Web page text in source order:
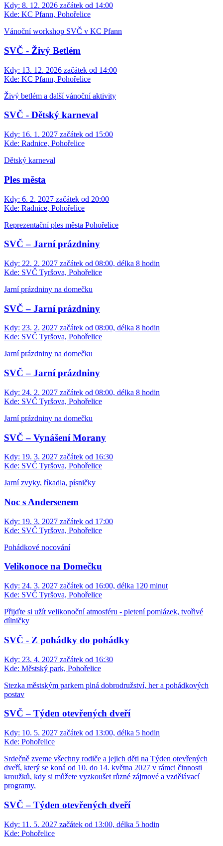
Kdy: 8. 12. 2026 začátek od 14:00
Kde: KC Pfann, Pohořelice
Vánoční workshop SVČ v KC Pfann
SVČ - Živý Betlém
Kdy: 13. 12. 2026 začátek od 14:00
Kde: KC Pfann, Pohořelice
Živý betlém a další vánoční aktivity
SVČ - Dětský karneval
Kdy: 16. 1. 2027 začátek od 15:00
Kde: Radnice, Pohořelice
Dětský karneval
Ples města
Kdy: 6. 2. 2027 začátek od 20:00
Kde: Radnice, Pohořelice
Reprezentační ples města Pohořelice
SVČ – Jarní prázdniny
Kdy: 22. 2. 2027 začátek od 08:00, délka 8 hodin
Kde: SVČ Tyršova, Pohořelice
Jarní prázdniny na domečku
SVČ – Jarní prázdniny
Kdy: 23. 2. 2027 začátek od 08:00, délka 8 hodin
Kde: SVČ Tyršova, Pohořelice
Jarní prázdniny na domečku
SVČ – Jarní prázdniny
Kdy: 24. 2. 2027 začátek od 08:00, délka 8 hodin
Kde: SVČ Tyršova, Pohořelice
Jarní prázdniny na domečku
SVČ – Vynášení Morany
Kdy: 19. 3. 2027 začátek od 16:30
Kde: SVČ Tyršova, Pohořelice
Jarní zvyky, říkadla, písničky
Noc s Andersenem
Kdy: 19. 3. 2027 začátek od 17:00
Kde: SVČ Tyršova, Pohořelice
Pohádkové nocování
Velikonoce na Domečku
Kdy: 24. 3. 2027 začátek od 16:00, délka 120 minut
Kde: SVČ Tyršova, Pohořelice
Přijďte si užít velikonoční atmosféru - pletení pomlázek, tvořivé
dílničky
SVČ - Z pohádky do pohádky
Kdy: 23. 4. 2027 začátek od 16:30
Kde: Městský park, Pohořelice
Stezka městským parkem plná dobrodružství, her a pohádkových
postav
SVČ – Týden otevřených dveří
Kdy: 10. 5. 2027 začátek od 13:00, délka 5 hodin
Kde: Pohořelice
Srdečně zveme všechny rodiče a jejich děti na Týden otevřených
dveří, který se koná od 10. do 14. května 2027 v rámci činnosti
kroužků, kdy si můžete vyzkoušet různé zájmové a vzdělávací
programy.
SVČ – Týden otevřených dveří
Kdy: 11. 5. 2027 začátek od 13:00, délka 5 hodin
Kde: Pohořelice